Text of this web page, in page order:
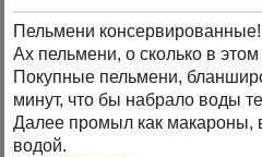
Пельмени консервированные!
Ах пельмени, о сколько в этом
Покупные пельмени,
минут, что бы набрало воды
Далее промыл как макароны,
водой.